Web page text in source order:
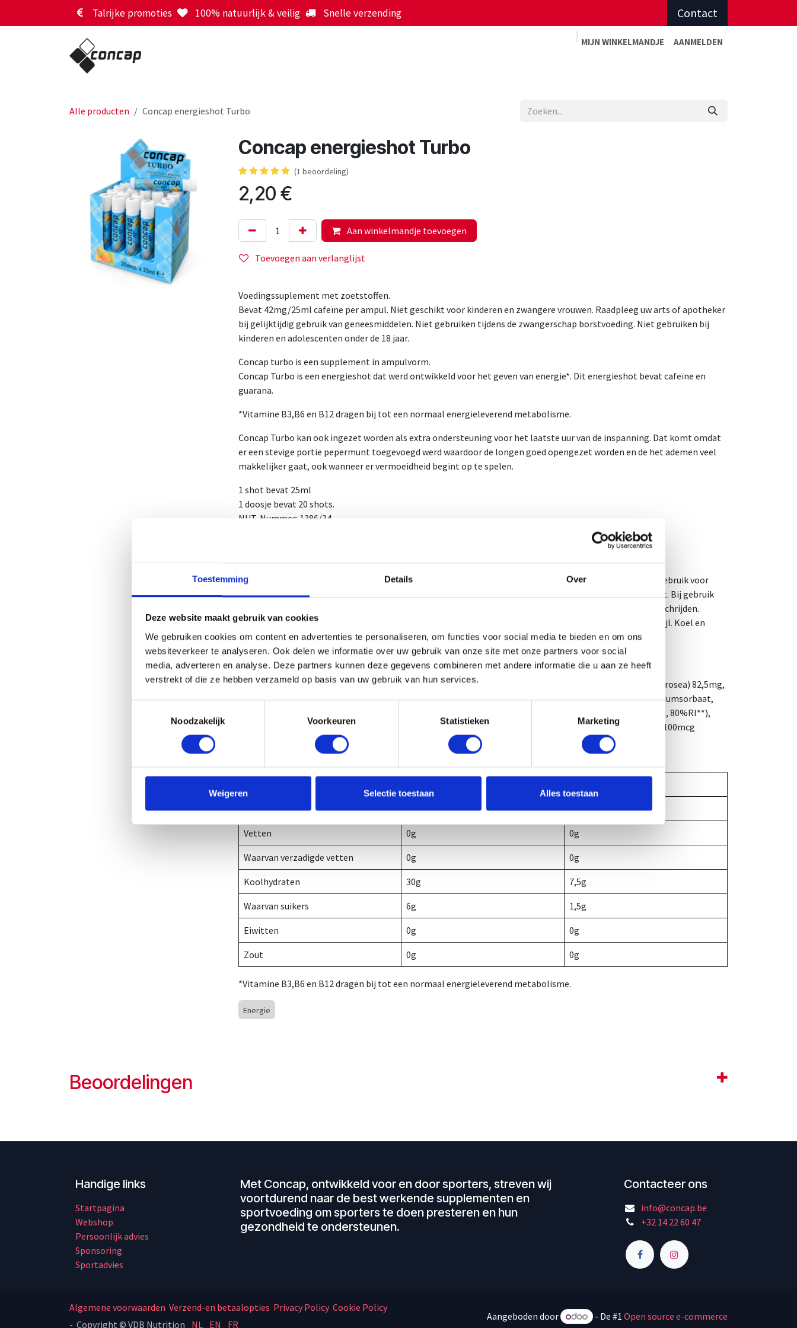
Toestemming Details Over
Deze website maakt gebruik van cookies
We gebruiken cookies om content en advertenties te personaliseren, om functies voor social media te bieden en om ons
websiteverkeer te analyseren. Ook delen we informatie over uw gebruik van onze site met onze partners voor social
media, adverteren en analyse. Deze partners kunnen deze gegevens combineren met andere informatie die u aan ze heeft
verstrekt of die ze hebben verzameld op basis van uw gebruik van hun services.
Noodzakelijk
Voorkeuren Statistieken Marketing
Weigeren Selectie toestaan Alles toestaan
Overslaan naar inhoud Talrijke promoties 100% natuurlijk & veilig Snelle verzending Contact
MIJN WINKELMANDJE AANMELDEN
Alle producten Concap energieshot Turbo
Concap energieshot Turbo
(1 beoordeling)
2,20 €
Aan winkelmandje toevoegen
Toevoegen aan verlanglijst
Voedingssuplement met zoetstoffen.
Bevat 42mg/25ml cafeïne per ampul. Niet geschikt voor kinderen en zwangere vrouwen. Raadpleeg uw arts of apotheker
bij gelijktijdig gebruik van geneesmiddelen. Niet gebruiken tijdens de zwangerschap borstvoeding. Niet gebruiken bij
kinderen en adolescenten onder de 18 jaar.
Concap turbo is een supplement in ampulvorm.
Concap Turbo is een energieshot dat werd ontwikkeld voor het geven van energie*. Dit energieshot bevat cafeïne en
guarana.
*Vitamine B3,B6 en B12 dragen bij tot een normaal energieleverend metabolisme.
Concap Turbo kan ook ingezet worden als extra ondersteuning voor het laatste uur van de inspanning. Dat komt omdat
er een stevige portie pepermunt toegevoegd werd waardoor de longen goed opengezet worden en de het ademen veel
makkelijker gaat, ook wanneer er vermoeidheid begint op te spelen.
1 shot bevat 25ml
1 doosje bevat 20 shots.
NUT-Nummer: 1386/34
Aanbevolen dagelijkse portie: vanaf 18 jaar 1 ampul per dag. Gebruiksklaar. Goed schudden voor gebruik. Gebruik voor
inspanningen tot 90 minuten 1 shot 30 minuten voor de start. Bij duursport: drink 1 shot na 1 uur activiteit. Bij gebruik
tijdens finale: gebruik +- 70 a 60 minuten voor einde inspanning. De aanbevolen dagelijkse dosis niet overschrijden.
Voedingssupplementen vervangen geen gevarieerde en evenwichtige voeding noch een gezonde levensstijl. Koel en
droog bewaren, buiten bereik van jonge kinderen. Plaats van herkomst EU.
Ingrediënten per dagportie: 1 ampul, 25ml
Water, glucose siroop 5g, fructose siroop 2,5g, Guarana (Paullinia cupana) 300mg, rozenwortel (Rhodiola rosea) 82,5mg,
taurine 75mg, magnesiumcitraat 56,25mg, aroma, vitamine B3 (12,8mg, 80%RI**), conserveermiddel: kaliumsorbaat,
conserveermiddel: natriumbenzoaat, cafeïne 12mg, vitamine B1 (4,2mg, 382% RI**), vitamine B2 (1,12mg, 80%RI**),
Vitamine B6 (1,12mg, 80% RI**), zoetstof: sucralose, foliumzuur (100mcg, 50% RI**), chroompicolinaat (100mcg
chroom, 250% RI**), biotine (40mcg, 80 RI**), vitamine B12 (1,92mcg, 77% RI**).
**RI: referentie-inname.
Energie 120Kcal / 502kJ 30Kcal / 126 kJ
Vetten 0g 0g
Waarvan verzadigde vetten 0g 0g
Koolhydraten 30g 7,5g
Waarvan suikers 6g 1,5g
Eiwitten 0g 0g
Zout 0g 0g
*Vitamine B3,B6 en B12 dragen bij tot een normaal energieleverend metabolisme.
Energie
Beoordelingen
Met Concap, ontwikkeld voor en door sporters, streven wij
voortdurend naar de best werkende supplementen en
sportvoeding om sporters te doen presteren en hun
gezondheid te ondersteunen.
Handige links
Startpagina
Webshop
Persoonlijk advies
Sponsoring
Sportadvies
Contacteer ons
info@concap.be
+32 14 22 60 47
Algemene voorwaarden Verzend-en betaalopties Privacy Policy Cookie Policy
- Copyright © VDB Nutrition
NL EN FR
Aangeboden door - De #1 Open source e-commerce